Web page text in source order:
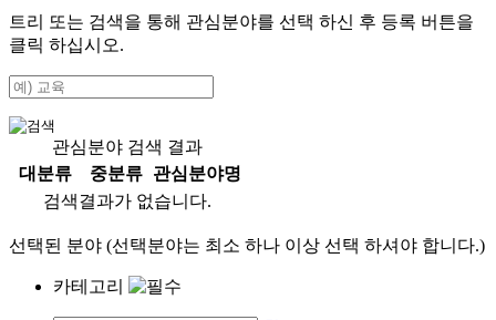
트리 또는 검색을 통해 관심분야를 선택 하신 후 등록 버튼을
클릭 하십시오.
관심분야 검색 결과
대분류
중분류
관심분야명
검색결과가 없습니다.
선택된 분야 (선택분야는 최소 하나 이상 선택 하셔야 합니다.)
카테고리